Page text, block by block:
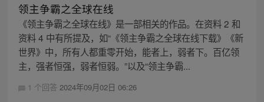
领主争霸之全球在线
《领主争霸之全球在线》是一部相关的作品。在资料 2 和
资料 4 中有所提及，如“《领主争霸之全球在线下载》《新
世界》中，所有人都重零开始，能者上，弱者下。百亿领
主，强者恒强，弱者恒弱。”以及“领主争霸...
1 个回答 2024年09月02日 06:26